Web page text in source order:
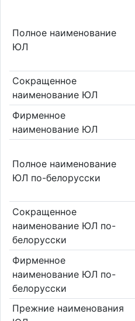
Полное наименование
ЮЛ
Сокращенное
наименование ЮЛ
Фирменное
наименование ЮЛ
Полное наименование
ЮЛ по-белорусски
Сокращенное
наименование ЮЛ по-
белорусски
Фирменное
наименование ЮЛ по-
белорусски
Прежние наименования